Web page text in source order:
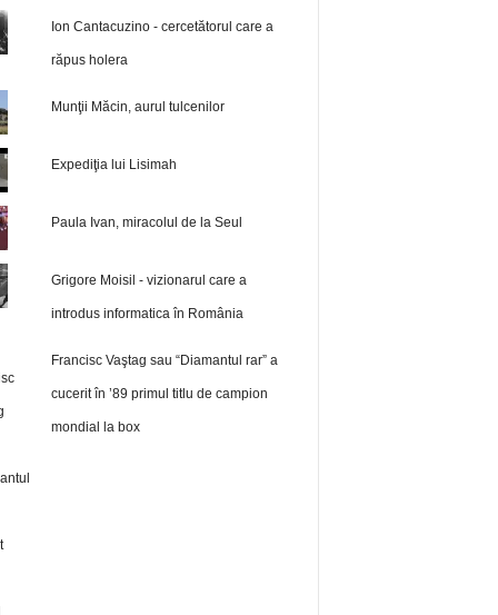
Ion Cantacuzino - cercetătorul care a
răpus holera
Munţii Măcin, aurul tulcenilor
Expediţia lui Lisimah
Paula Ivan, miracolul de la Seul
Grigore Moisil - vizionarul care a
introdus informatica în România
Francisc Vaştag sau “Diamantul rar” a
cucerit în ’89 primul titlu de campion
mondial la box